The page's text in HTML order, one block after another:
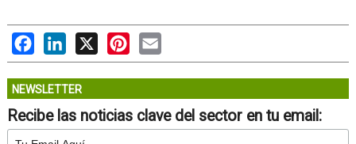
FacebookLinkedIn
X PinterestEmail
NEWSLETTER
Recibe las noticias clave del sector en tu email: